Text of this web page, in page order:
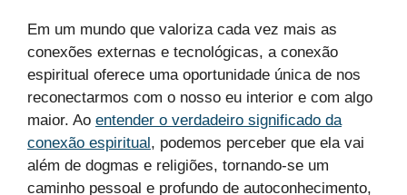
Em um mundo que valoriza cada vez mais as
conexões externas e tecnológicas, a conexão
espiritual oferece uma oportunidade única de nos
reconectarmos com o nosso eu interior e com algo
maior. Ao entender o verdadeiro significado da
conexão espiritual, podemos perceber que ela vai
além de dogmas e religiões, tornando-se um
caminho pessoal e profundo de autoconhecimento,